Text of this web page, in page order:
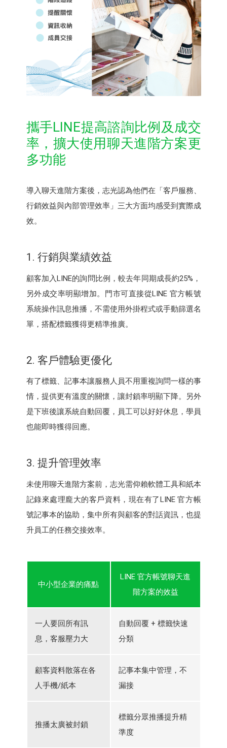
攜手LINE提高諮詢比例及成交
率，擴大使用聊天進階方案更
多功能
導入聊天進階方案後，志光認為他們在「客戶服務、
行銷效益與內部管理效率」三大方面均感受到實際成
效。
1. 行銷與業績效益
顧客加入LINE的詢問比例，較去年同期成長約25%，
另外成交率明顯增加。門市可直接從LINE 官方帳號
系統操作訊息推播，不需使用外掛程式或手動篩選名
單，搭配標籤獲得更精準推廣。
2. 客戶體驗更優化
有了標籤、記事本讓服務人員不用重複詢問一樣的事
情，提供更有溫度的關懷，讓封鎖率明顯下降。另外
是下班後讓系統自動回覆，員工可以好好休息，學員
也能即時獲得回應。
3. 提升管理效率
未使用聊天進階方案前，志光需仰賴軟體工具和紙本
記錄來處理龐大的客戶資料，現在有了LINE 官方帳
號記事本的協助，集中所有與顧客的對話資訊，也提
升員工的任務交接效率。
中小型企業的痛點
LINE 官方帳號聊天進
階方案的效益
一人要回所有訊
息，客服壓力大
自動回覆 + 標籤快速
分類
顧客資料散落在各
人手機/紙本
記事本集中管理，不
漏接
推播太廣被封鎖
標籤分眾推播提升精
準度